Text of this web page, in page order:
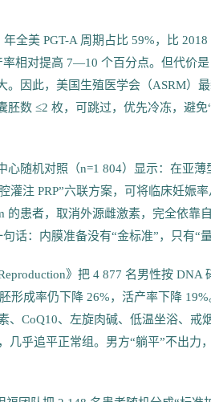
全美 PGT-A 周期占比 59%，比
相对提高 7—10 个百分点。但代价
因此，美国生殖医学会（ASRM）
数 ≤2 枚，可跳过，优先冷冻，避
随机对照（n=1 804）显示：在亚
注 PRP”六联方案，可将临床妊娠
的患者，取消外源雌激素，完全依靠
话：内膜准备没有“金标准”，只有“量
》把 4 877 名男性按 DNA
形成率仍下降 26%，活产率下降
、CoQ10、左旋肉碱、低温坐浴、戒
乎追平正常组。男方“躺平”不出力